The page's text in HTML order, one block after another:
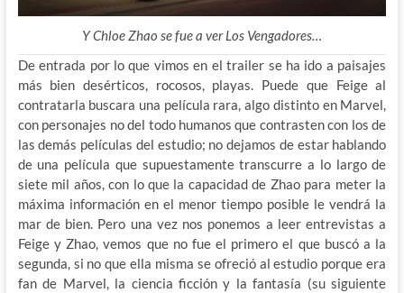
Y Chloe Zhao se fue a ver Los Vengadores…
De entrada por lo que vimos en el trailer se ha ido a paisajes
más bien desérticos, rocosos, playas. Puede que Feige al
contratarla buscara una película rara, algo distinto en Marvel,
con personajes no del todo humanos que contrasten con los de
las demás películas del estudio; no dejamos de estar hablando
de una película que supuestamente transcurre a lo largo de
siete mil años, con lo que la capacidad de Zhao para meter la
máxima información en el menor tiempo posible le vendrá la
mar de bien. Pero una vez nos ponemos a leer entrevistas a
Feige y Zhao, vemos que no fue el primero el que buscó a la
segunda, si no que ella misma se ofreció al estudio porque era
fan de Marvel, la ciencia ficción y la fantasía (su siguiente